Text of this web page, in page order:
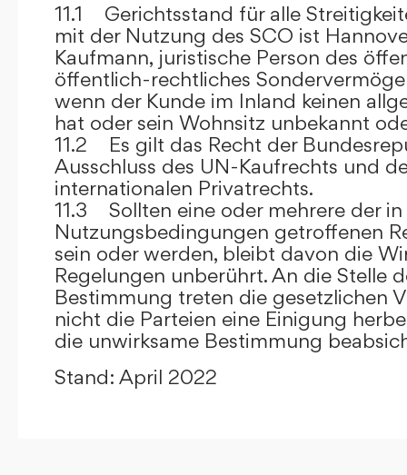
11.1 Gerichtsstand für alle
mit der Nutzung des SCO ist
Kaufmann, juristische Person des
öffentlich-rechtliches
wenn der Kunde im Inland keinen
hat oder sein Wohnsitz unbekannt
11.2 Es gilt das Recht der
Ausschluss des UN-Kaufrechts und
internationalen Privatrechts.
11.3 Sollten eine oder mehrere der in
Nutzungsbedingungen getroffenen
sein oder werden, bleibt davon die
Regelungen unberührt. An die Stelle
Bestimmung treten die gesetzlichen
nicht die Parteien eine Einigung
die unwirksame Bestimmung
Stand: April 2022